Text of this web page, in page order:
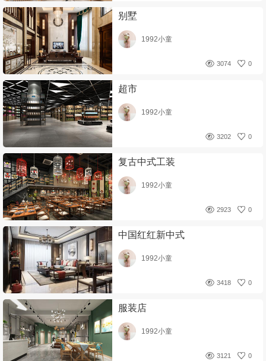
别墅
1992小童
0
3074
超市
1992小童
0
3202
复古中式工装
1992小童
0
2923
中国红红新中式
1992小童
0
3418
服装店
1992小童
0
3121